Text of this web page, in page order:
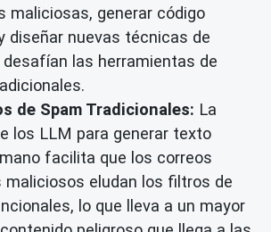
maliciosas, generar código
diseñar nuevas técnicas de
desafían las herramientas de
de Spam Tradicionales: La
los LLM para generar texto
facilita que los correos
maliciosos eludan los filtros de
lo que lleva a un mayor